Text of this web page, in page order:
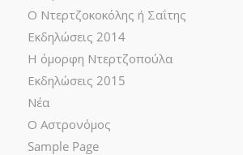
Ο Ντερτζοκοκόλης ή Σαΐτης
Εκδηλώσεις 2014
Η όμορφη Ντερτζοπούλα
Εκδηλώσεις 2015
Νέα
Ο Αστρονόμος
Sample Page